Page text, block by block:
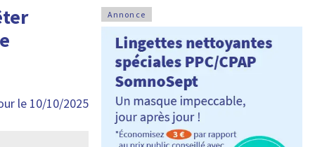
n
i
e
r
p
a
e
r
le 10/10/2025
Annonce